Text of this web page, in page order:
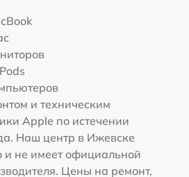
и техническим
Apple по истечении
Наш центр в Ижевске
и не имеет официальной
Цены на ремонт,